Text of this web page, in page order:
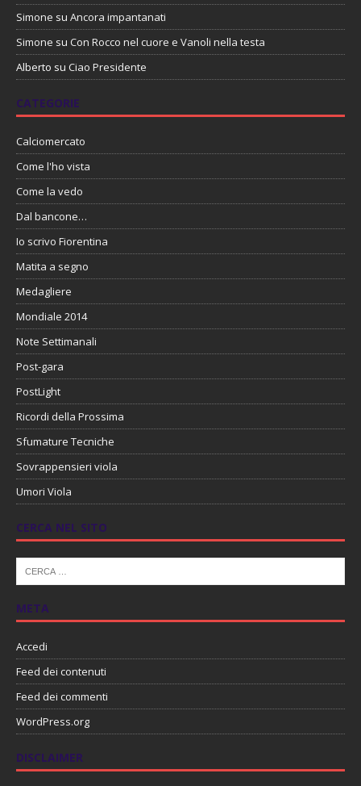
Simone su Ancora impantanati
Simone su Con Rocco nel cuore e Vanoli nella testa
Alberto su Ciao Presidente
CATEGORIE
Calciomercato
Come l'ho vista
Come la vedo
Dal bancone…
Io scrivo Fiorentina
Matita a segno
Medagliere
Mondiale 2014
Note Settimanali
Post-gara
PostLight
Ricordi della Prossima
Sfumature Tecniche
Sovrappensieri viola
Umori Viola
CERCA NEL SITO
META
Accedi
Feed dei contenuti
Feed dei commenti
WordPress.org
DISCLAIMER